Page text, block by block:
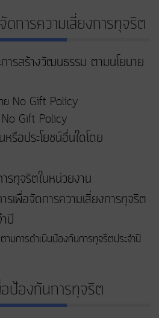
ดการความเสี่ยงการทุจริต
ารสร้างวัฒนธรรม ตามนโยบาย
าย No Gift Policy
No Gift Policy
รือประโยชน์อื่นใดโดย
ารทุจริตในหน่วยงาน
รเพื่อจัดการความเสี่ยงการทุจริต
ปี
ามการดำเนินป้องกันการทุจริตประจำปี
อป้องกันการทุจริต